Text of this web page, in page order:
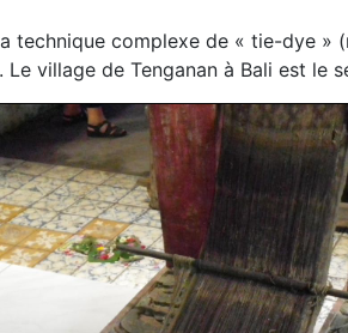
technique complexe de « tie-dye
village de Tenganan à Bali est le